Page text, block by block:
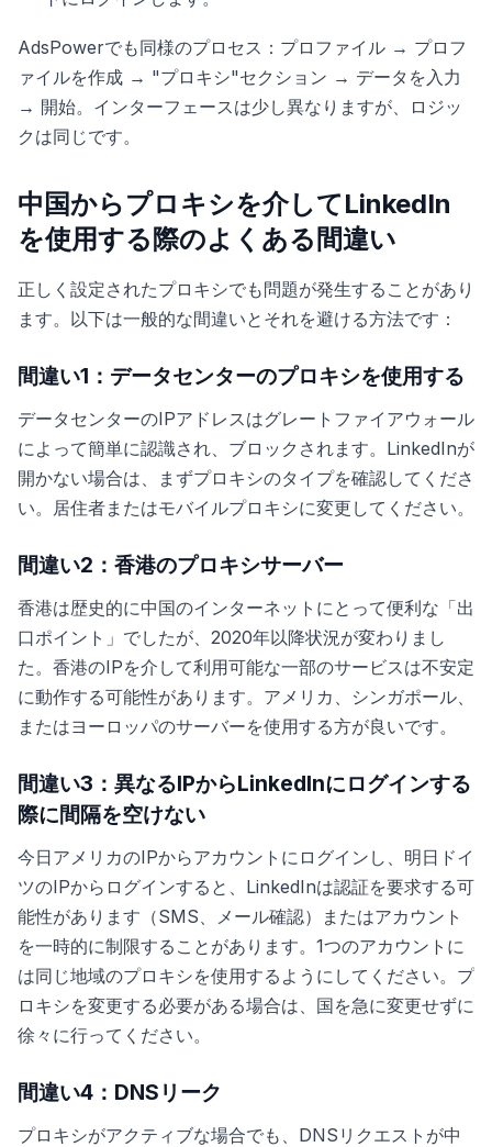
AdsPowerでも同様のプロセス：プロファイル → プロフ
ァイルを作成 → "プロキシ"セクション → データを入力
→ 開始。インターフェースは少し異なりますが、ロジッ
クは同じです。
中国からプロキシを介してLinkedIn
を使用する際のよくある間違い
正しく設定されたプロキシでも問題が発生することがあり
ます。以下は一般的な間違いとそれを避ける方法です：
間違い1：データセンターのプロキシを使用する
データセンターのIPアドレスはグレートファイアウォール
によって簡単に認識され、ブロックされます。LinkedInが
開かない場合は、まずプロキシのタイプを確認してくださ
い。居住者またはモバイルプロキシに変更してください。
間違い2：香港のプロキシサーバー
香港は歴史的に中国のインターネットにとって便利な「出
口ポイント」でしたが、2020年以降状況が変わりまし
た。香港のIPを介して利用可能な一部のサービスは不安定
に動作する可能性があります。アメリカ、シンガポール、
またはヨーロッパのサーバーを使用する方が良いです。
間違い3：異なるIPからLinkedInにログインする
際に間隔を空けない
今日アメリカのIPからアカウントにログインし、明日ドイ
ツのIPからログインすると、LinkedInは認証を要求する可
能性があります（SMS、メール確認）またはアカウント
を一時的に制限することがあります。1つのアカウントに
は同じ地域のプロキシを使用するようにしてください。プ
ロキシを変更する必要がある場合は、国を急に変更せずに
徐々に行ってください。
間違い4：DNSリーク
プロキシがアクティブな場合でも、DNSリクエストが中